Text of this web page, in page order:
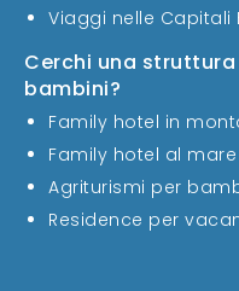
Viaggi nelle Capitali
Cerchi una
bambini?
Family hotel in
Family hotel al mare
Agriturismi per
Residence per